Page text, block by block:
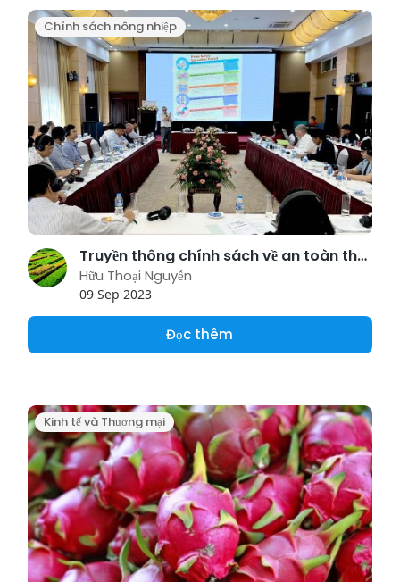
Chính sách nông nhiệp
Truyền thông chính sách về an toàn thực phẩm
Hữu Thoại Nguyễn
09 Sep 2023
Đọc thêm
Kinh tế và Thương mại